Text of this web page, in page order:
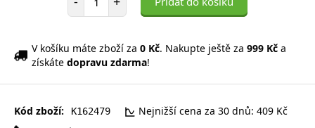
V košíku máte zboží za 0 Kč. Nakupte ještě za 999 Kč a
získáte dopravu zdarma!
Kód zboží: K162479
Nejnižší cena za 30 dnů: 409 Kč